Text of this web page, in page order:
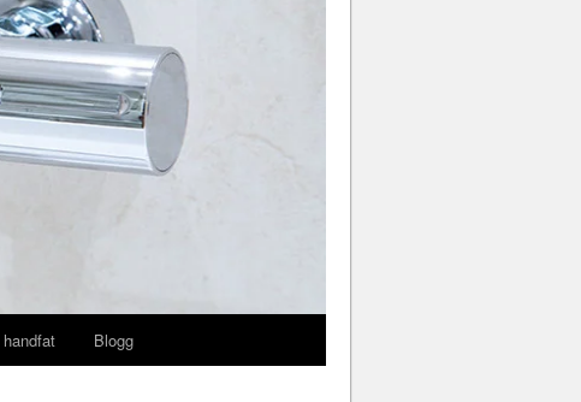
Blogg